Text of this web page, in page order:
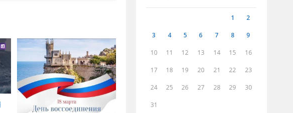
1 2
3 4 5 6 7 8 9
10 11 12 13 14 15 16
17 18 19 20 21 22 23
24 25 26 27 28 29 30
31